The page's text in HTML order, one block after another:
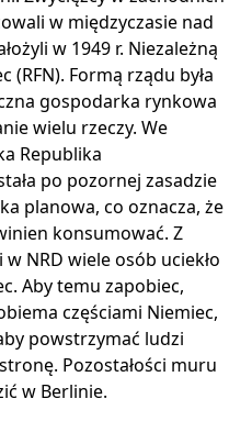
w międzyczasie nad
w 1949 r. Niezależną
(RFN). Formą rządu była
gospodarka rynkowa
wielu rzeczy. We
Republika
po pozornej zasadzie
planowa, co oznacza, że
konsumować. Z
NRD wiele osób uciekło
Aby temu zapobiec,
częściami Niemiec,
powstrzymać ludzi
Pozostałości muru
w Berlinie.